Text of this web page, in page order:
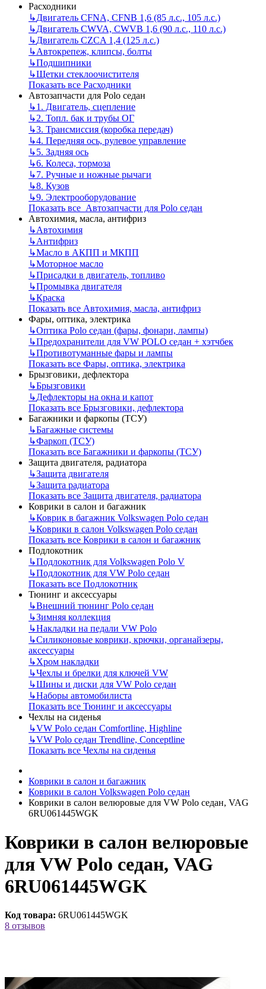
Расходники
↳Двигатель CFNA, CFNB 1,6 (85 л.с., 105 л.с.)
↳Двигатель CWVA, CWVB 1,6 (90 л.с., 110 л.с.)
↳Двигатель CZCA 1,4 (125 л.с.)
↳Автокрепеж, клипсы, болты
↳Подшипники
↳Щетки стеклоочистителя
Показать все Расходники
Автозапчасти для Polo седан
↳1. Двигатель, сцепление
↳2. Топл. бак и трубы ОГ
↳3. Трансмиссия (коробка передач)
↳4. Передняя ось, рулевое управление
↳5. Задняя ось
↳6. Колеса, тормоза
↳7. Ручные и ножные рычаги
↳8. Кузов
↳9. Электрооборудование
Показать все Автозапчасти для Polo седан
Автохимия, масла, антифриз
↳Автохимия
↳Антифриз
↳Масло в АКПП и МКПП
↳Моторное масло
↳Присадки в двигатель, топливо
↳Промывка двигателя
↳Краска
Показать все Автохимия, масла, антифриз
Фары, оптика, электрика
↳Оптика Polo седан (фары, фонари, лампы)
↳Предохранители для VW POLO седан + хэтчбек
↳Противотуманные фары и лампы
Показать все Фары, оптика, электрика
Брызговики, дефлектора
↳Брызговики
↳Дефлекторы на окна и капот
Показать все Брызговики, дефлектора
Багажники и фаркопы (ТСУ)
↳Багажные системы
↳Фаркоп (ТСУ)
Показать все Багажники и фаркопы (ТСУ)
Защита двигателя, радиатора
↳Защита двигателя
↳Защита радиатора
Показать все Защита двигателя, радиатора
Коврики в салон и багажник
↳Коврик в багажник Volkswagen Polo седан
↳Коврики в салон Volkswagen Polo седан
Показать все Коврики в салон и багажник
Подлокотник
↳Подлокотник для Volkswagen Polo V
↳Подлокотник для VW Polo седан
Показать все Подлокотник
Тюнинг и аксессуары
↳Внешний тюнинг Polo седан
↳Зимняя коллекция
↳Накладки на педали VW Polo
↳Силиконовые коврики, крючки, органайзеры,
аксессуары
↳Хром накладки
↳Чехлы и брелки для ключей VW
↳Шины и диски для VW Polo седан
↳Наборы автомобилиста
Показать все Тюнинг и аксессуары
Чехлы на сиденья
↳VW Polo седан Comfortline, Highline
↳VW Polo седан Trendline, Conceptline
Показать все Чехлы на сиденья
Коврики в салон и багажник
Коврики в салон Volkswagen Polo седан
Коврики в салон велюровые для VW Polo седан, VAG
6RU061445WGK
Коврики в салон велюровые
для VW Polo седан, VAG
6RU061445WGK
Код товара: 6RU061445WGK
8 отзывов